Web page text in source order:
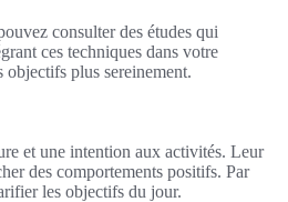
consulter des études qui
ces techniques dans votre
plus sereinement.
et une intention aux activités. Leur
des comportements positifs. Par
les objectifs du jour.